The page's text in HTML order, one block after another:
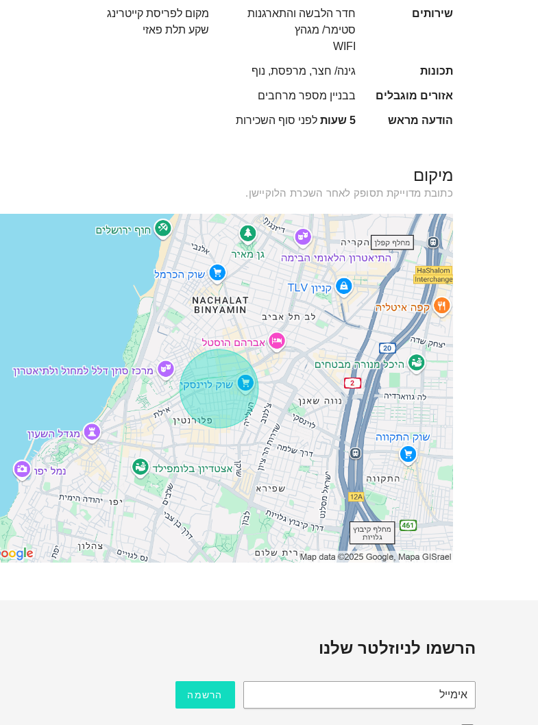
שירותים חדר הלבשה והתארגנות
מקום לפריסת קייטרינג
סטימר/ מגהץ
שקע תלת פאזי
WIFI
תכונות גינה/ חצר, מרפסת, נוף
אזורים מוגבלים בבניין מספר מרחבים
הודעה מראש 5 שעות לפני סוף השכירות
מיקום
כתובת מדוייקת תסופק לאחר השכרת הלוקיישן.
הרשמו לניוזלטר שלנו
אימייל הרשמה